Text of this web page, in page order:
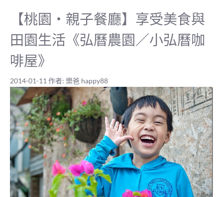
【桃園‧親子餐廳】享受美食與
田園生活《弘曆農園／小弘曆咖
啡屋》
2014-01-11 作者: 樂爸 happy88